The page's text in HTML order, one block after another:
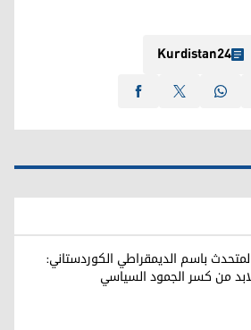
Kurdistan24
باسم الديمقراطي الكوردستاني:
من كسر الجمود السياسي